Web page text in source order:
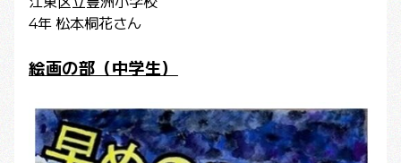
4年 松本桐花さん
絵画の部（中学生）